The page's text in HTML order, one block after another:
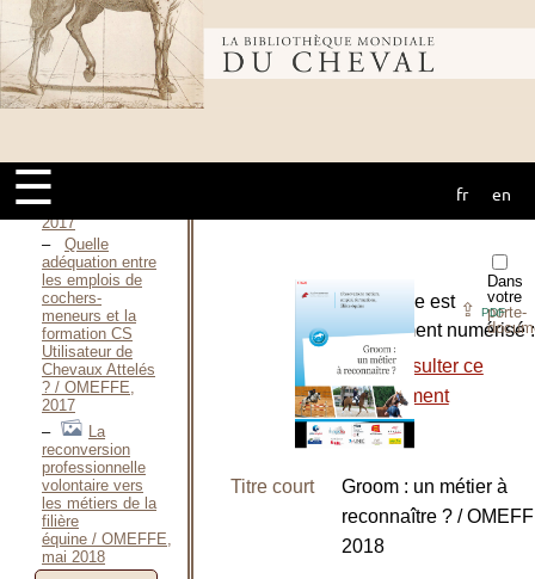
Bibliothèque
mondiale du
cheval
☰ fr en
d’entraînement
de chevaux de
courses / OMEFFE,
2017
Rapport
régional :
équine
Normandie —
2017 / OMEFFE,
2017
Quelle
adéquation entre
les emplois de
cochers-
meneurs et la
formation CS
Utilisateur de
Chevaux Attelés
? / OMEFFE,
2017
La
reconversion
professionnelle
volontaire vers
les métiers de la
filière
équine / OMEFFE,
mai 2018
Dans
votre
porte-
⇪ PDF
L’ouvrage est
entièrement numérisé :
-Consulter ce
document
Titre court
Groom : un métier à
reconnaître ? /
2018